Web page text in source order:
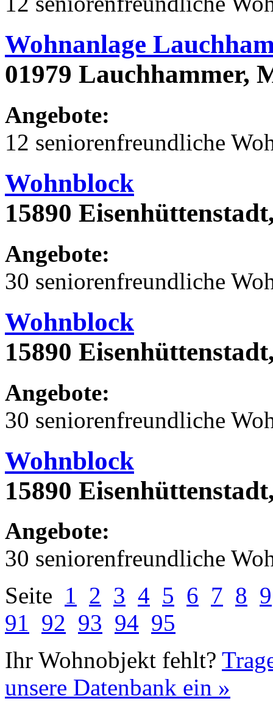
Wohnanlage
01979 Lauchhammer,
Angebote:
12 seniorenfreundliche
Wohnblock
15890
Angebote:
30 seniorenfreundliche
Wohnblock
15890
Angebote:
30 seniorenfreundliche
Wohnblock
15890
Angebote:
30 seniorenfreundliche
Seite 1 2 3 4 5 6 7 8 9
91 92 93 94 95
Ihr Wohnobjekt fehlt?
unsere Datenbank ein »